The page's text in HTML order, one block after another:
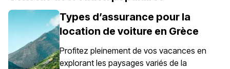
Types d’assurance pour la
location de voiture en Grèce
Profitez pleinement de vos vacances en
explorant les paysages variés de la